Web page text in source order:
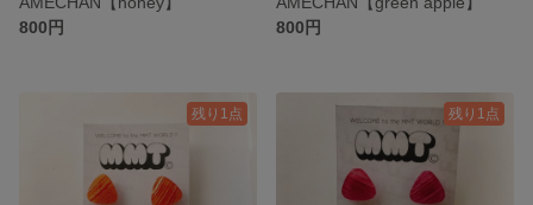
800円
800円
残り1点 残り1点